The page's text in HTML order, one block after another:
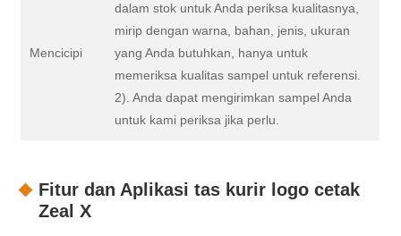
Mencicipi
dalam stok untuk Anda periksa kualitasnya,
mirip dengan warna, bahan, jenis, ukuran
yang Anda butuhkan, hanya untuk
memeriksa kualitas sampel untuk referensi.
2). Anda dapat mengirimkan sampel Anda
untuk kami periksa jika perlu.
Fitur dan Aplikasi tas kurir logo cetak
Zeal X